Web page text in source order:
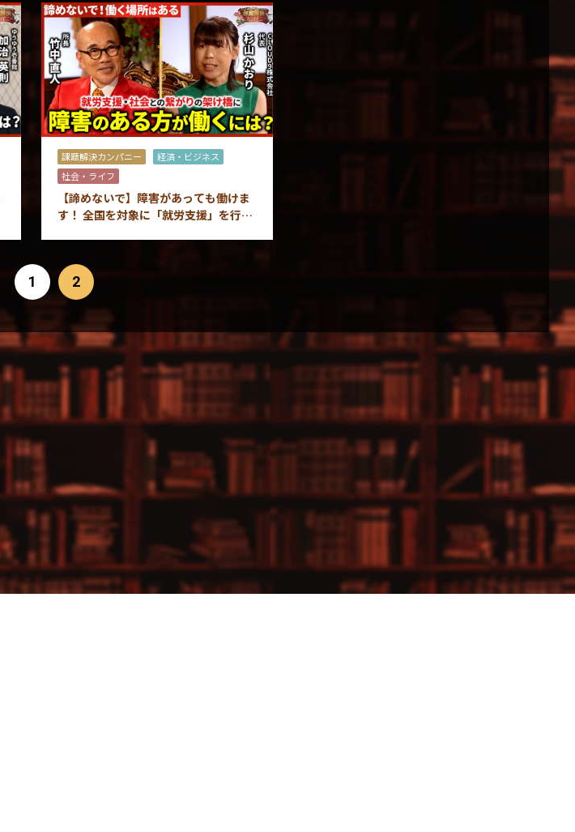
課題解決カンパニー
経済・ビジネス
社会・ライフ
【諦めないで】障害があっても働けま
す！ 全国を対象に「就労支援」を行う
1 2